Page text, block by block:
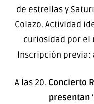
de estrellas y
Colazo. Actividad
curiosidad por el
Inscripción
A las 20. Concierto
presentan